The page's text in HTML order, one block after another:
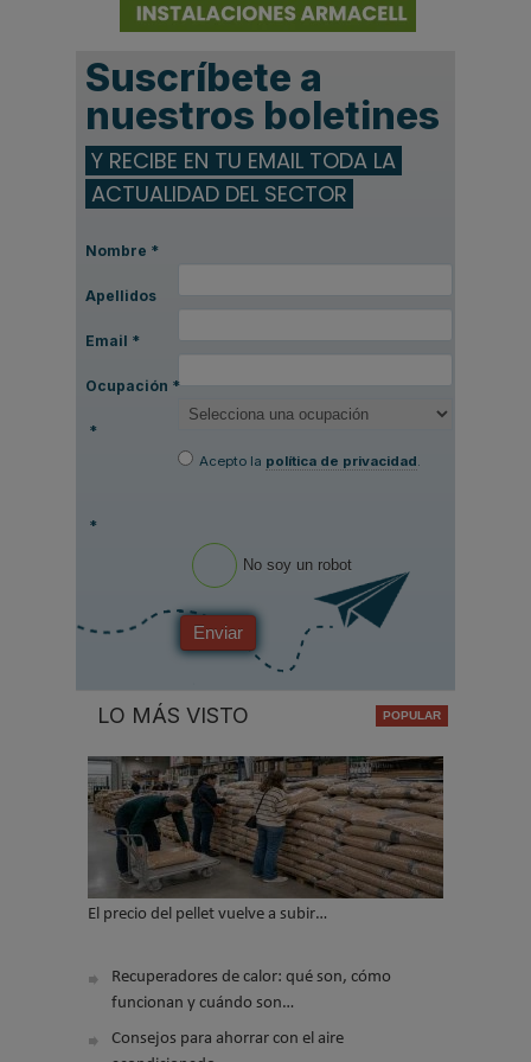
Suscríbete a
nuestros boletines
Y RECIBE EN TU EMAIL TODA LA
ACTUALIDAD DEL SECTOR
Nombre *
Apellidos
Email *
Ocupación *
*
Acepto la política de privacidad.
*
No soy un robot
Enviar
LO MÁS VISTO
El precio del pellet vuelve a subir…
Recuperadores de calor: qué son, cómo
funcionan y cuándo son…
Consejos para ahorrar con el aire